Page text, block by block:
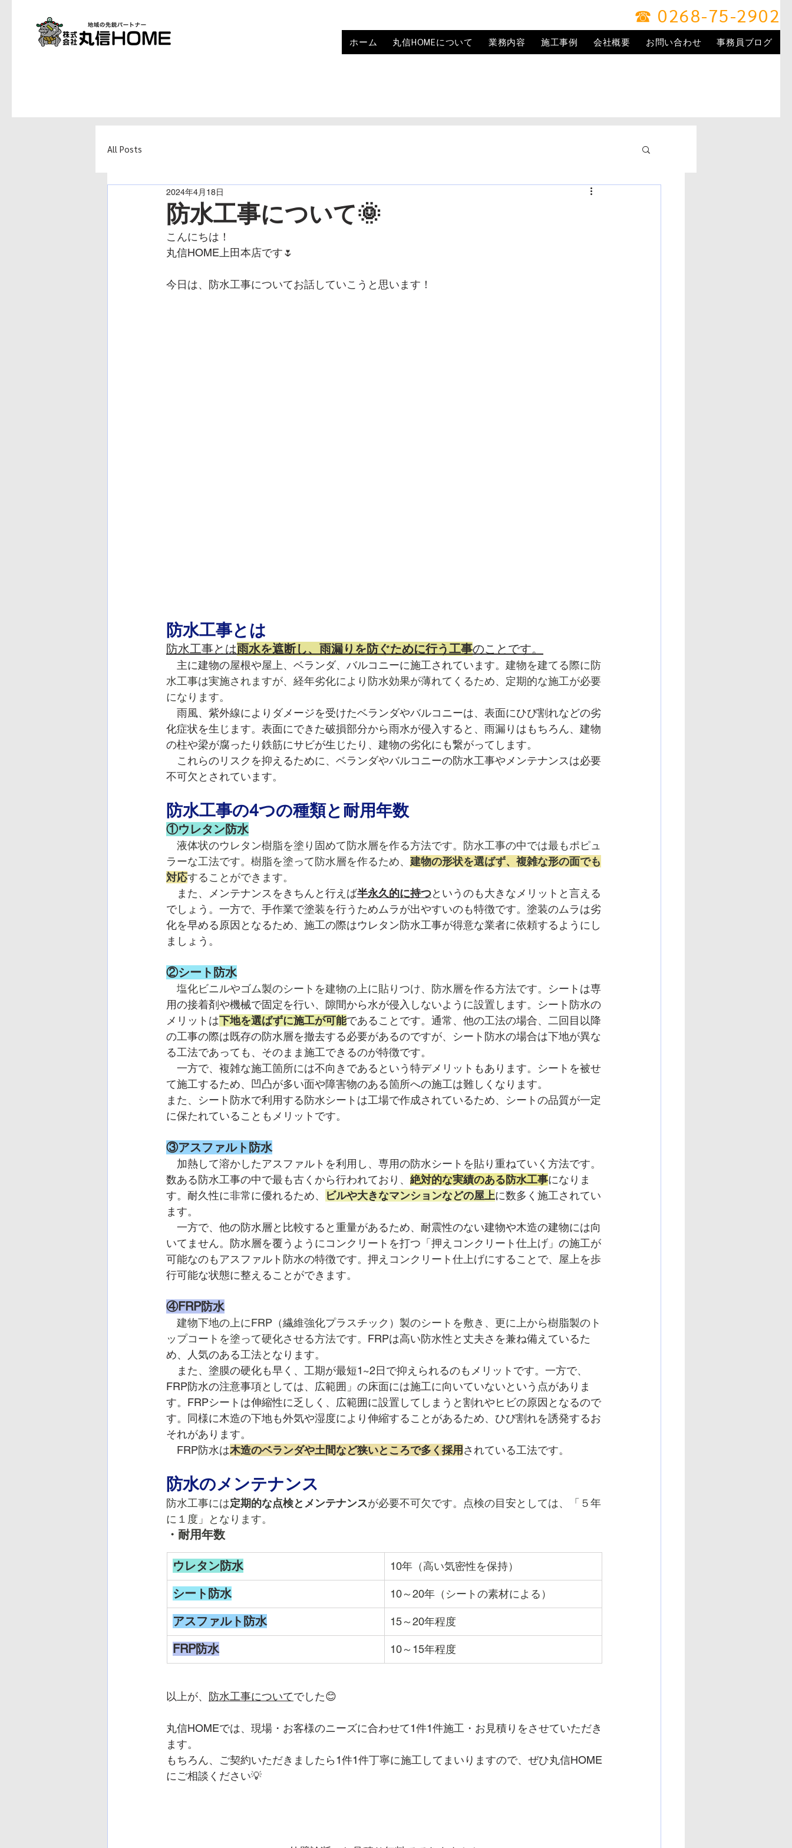
☎ 0268-75-2902
ホーム 丸信HOMEについて 業務内容 施工事例 会社概要 お問い合わせ 事務員ブログ
All Posts
防水工事について🌞
2024年4月18日
こんにちは！
丸信HOME上田本店です🌷
今日は、防水工事についてお話していこうと思います！
防水工事とは
防水工事とは雨水を遮断し、雨漏りを防ぐために行う工事のことです。
主に建物の屋根や屋上、ベランダ、バルコニーに施工されています。 建物を建てる際に防
水工事は実施されますが、経年劣化により防水効果が薄れてくるため、定期的な施工が必要
になります。
雨風、紫外線によりダメージを受けたベランダやバルコニーは、表面にひび割れなどの劣
化症状を生じます。表面にできた破損部分から雨水が侵入すると、雨漏りはもちろん、建物
の柱や梁が腐ったり鉄筋にサビが生じたり、建物の劣化にも繋がってします。
これらのリスクを抑えるために、ベランダやバルコニーの防水工事やメンテナンスは必要
不可欠とされています。
防水工事の4つの種類と耐用年数
①ウレタン防水
液体状のウレタン樹脂を塗り固めて防水層を作る方法です。防水工事の中では最もポピュ
ラーな工法です。樹脂を塗って防水層を作るため、 建物の形状を選ばず、複雑な形の面でも
対応することができます。
また、メンテナンスをきちんと行えば半永久的に持つというのも大きなメリットと言える
でしょう。一方で、手作業で塗装を行うためムラが出やすいのも特徴です。塗装のムラは劣
化を早める原因となるため、施工の際はウレタン防水工事が得意な業者に依頼するようにし
ましょう。
②シート防水
塩化ビニルやゴム製のシートを建物の上に貼りつけ、防水層を作る方法です。 シートは専
用の接着剤や機械で固定を行い、隙間から水が侵入しないように設置します。シート防水の
メリットは下地を選ばずに施工が可能であることです。通常、他の工法の場合、二回目以降
の工事の際は既存の防水層を撤去する必要があるのですが、シート防水の場合は下地が異な
る工法であっても、そのまま施工できるのが特徴です。
一方で、複雑な施工箇所には不向きであるという特デメリットもあります。シートを被せ
て施工するため、凹凸が多い面や障害物のある箇所への施工は難しくなります。
また、シート防水で利用する防水シートは工場で作成されているため、シートの品質が一定
に保たれていることもメリットです。
③アスファルト防水
加熱して溶かしたアスファルトを利用し、専用の防水シートを貼り重ねていく方法です。
数ある防水工事の中で最も古くから行われており、 絶対的な実績のある防水工事になりま
す。耐久性に非常に優れるため、
ビルや大きなマンションなどの屋上に数多く施工されてい
ます。
一方で、他の防水層と比較すると重量があるため、耐震性のない建物や木造の建物には向
いてません。防水層を覆うようにコンクリートを打つ「押えコンクリート仕上げ」の施工が
可能なのもアスファルト防水の特徴です。押えコンクリート仕上げにすることで、屋上を歩
行可能な状態に整えることができます。
④FRP防水
建物下地の上にFRP（繊維強化プラスチック）製のシートを敷き、更に上から樹脂製のト
ップコートを塗って硬化させる方法です。 FRPは高い防水性と丈夫さを兼ね備えているた
め、人気のある工法となります。
また、塗膜の硬化も早く、工期が最短1~2日で抑えられるのもメリットです。一方で、
FRP防水の注意事項としては、広範囲」の床面には施工に向いていないという点がありま
す。FRPシートは伸縮性に乏しく、広範囲に設置してしまうと割れやヒビの原因となるので
す。同様に木造の下地も外気や湿度により伸縮することがあるため、ひび割れを誘発するお
それがあります。
FRP防水は木造のベランダや土間など狭いところで多く採用 されている工法です。
防水のメンテナンス
防水工事には定期的な点検とメンテナンスが必要不可欠です。点検の目安としては、「５年
に１度」となります。
・耐用年数
ウレタン防水 10年（高い気密性を保持）
シート防水 10～20年（シートの素材による）
アスファルト防水 15～20年程度
FRP防水 10～15年程度
以上が、 防水工事についてでした😊
丸信HOMEでは、現場・お客様のニーズに合わせて1件1件施工・お見積りをさせていただき
ます。
もちろん、ご契約いただきましたら1件1件丁寧に施工してまいりますので、ぜひ丸信HOME
にご相談ください💡